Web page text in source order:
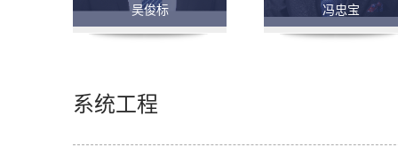
吴俊标 冯忠宝
系统工程